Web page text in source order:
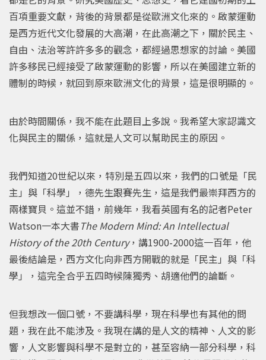
百項重要文獻，背後的背景都是從歐洲文化來的。啟蒙運動
是西方近代文化發展的大高潮，在此高潮之下，關於民主、
自由、法治等許許多多的觀念，都經過思想家的討論。美國
許多移民已經接受了啟蒙運動的影響，所以在美國建立新的
體制的時候，就回到原來歐洲文化的背景，這是很明顯的。
由於時間關係，我不能在此題目上多說。我希望大家認識文
化與民主的關係，這就是人文可以幫助民主的原因。
我們知道20世紀以來，特別是五四以來，我們的口號是「民
主」與「科學」，德先生跟賽先生，這是我們最崇拜西方的
兩樣寶貝。這並不錯，前幾年，我看英國有名的記者Peter
Watson一本大書The Modern Mind: An Intellectual
History of the 20th Century，講1900-2000這一百年，他
最後結論是，西方文化向非西方開戰的就是「民主」與「科
學」，這完全合乎五四時候陳獨秀、胡適他們的論斷。
但我想改一個口號，不要講科學，現在科學也有其他的問
題，我在此不能涉及。我現在講的是人文的精神、人文的影
響，人文影響與科學不是對立的，甚至容納一部分科學，科